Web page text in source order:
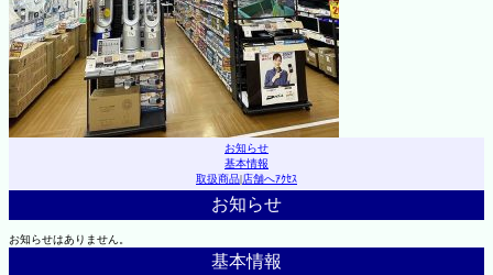
お知らせ
基本情報
取扱商品|店舗へｱｸｾｽ
お知らせ
お知らせはありません。
基本情報